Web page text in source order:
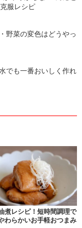
服レシピ
野菜の変色はどうやっ
でも一番おいしく作れ
煮レシピ！短時間調理で
わらかいお手軽おつまみ